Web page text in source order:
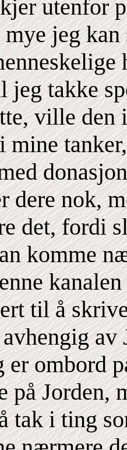
utenfor
jeg
jeg takke
ville den
mine
dere nok,
det, fordi
komme
til å
er ombord
på Jorden,
tak i ting